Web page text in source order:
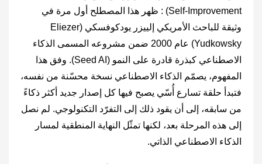
Self-Improvement‎) : ظهر هذا المصطلح أول مرة في
وثيقة للباحث الأمريكي إلييزر يودكوفسكي (‎Eliezer
Yudkowsky‎) عام 2000 ضمن مشروعه المسمى الذكاء
الاصطناعي كبذرة قادرة على النمو (‎Seed AI‎). وفق هذا
المفهوم، يصمّم الذكاء الاصطناعي نسخة محسّنة من نفسه،
فتبدأ حلقة تسارع أُسّي يصبح فيها كل إصدار جديد أكثر ذكاءً
من سابقه، إلى أن يقود ذلك إلى التفرّد التكنولوجي. لم نصل
إلى هذه المرحلة بعد، لكنها تمثّل النهاية المنطقية لمسار
الذكاء الاصطناعي الذاتي.